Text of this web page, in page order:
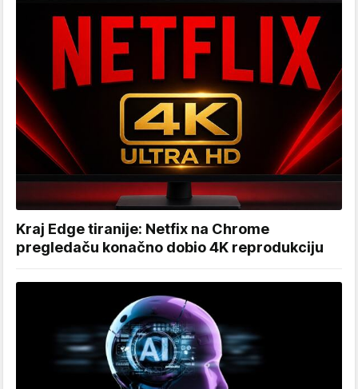
Kraj Edge tiranije: Netfix na Chrome
pregledaču konačno dobio 4K reprodukciju